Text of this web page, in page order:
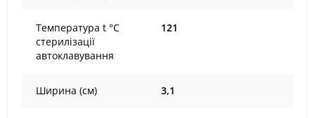
Температура t °С
стерилізації
автоклавування
121
Ширина (см) 3,1